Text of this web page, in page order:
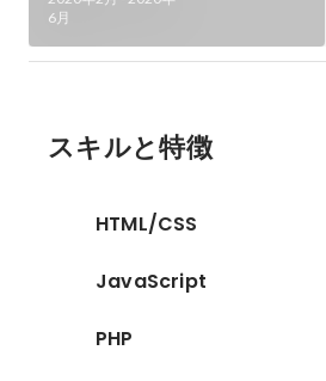
6月
スキルと特徴
HTML/CSS
JavaScript
PHP